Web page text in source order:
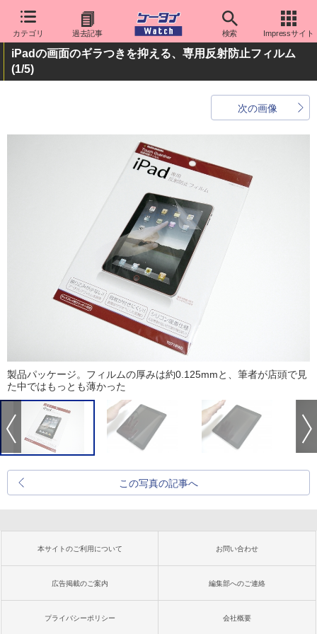
カテゴリ 過去記事 検索 Impressサイト
iPadの画面のギラつきを抑える、専用反射防止フィルム
(1/5)
次の画像
製品パッケージ。フィルムの厚みは約0.125mmと、筆者が店頭で見
た中ではもっとも薄かった
この写真の記事へ
本サイトのご利用について お問い合わせ
広告掲載のご案内 編集部へのご連絡
プライバシーポリシー 会社概要